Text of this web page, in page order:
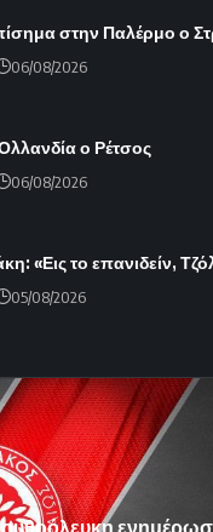
στην Παλέρμο ο
06/08/2026
ο Ρέτσος
06/08/2026
«Εις το επανιδείν,
05/08/2026